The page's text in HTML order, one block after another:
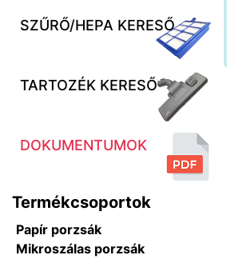
SZŰRŐ/HEPA KERESŐ
TARTOZÉK KERESŐ
DOKUMENTUMOK
Termékcsoportok
Papír porzsák
Mikroszálas porzsák